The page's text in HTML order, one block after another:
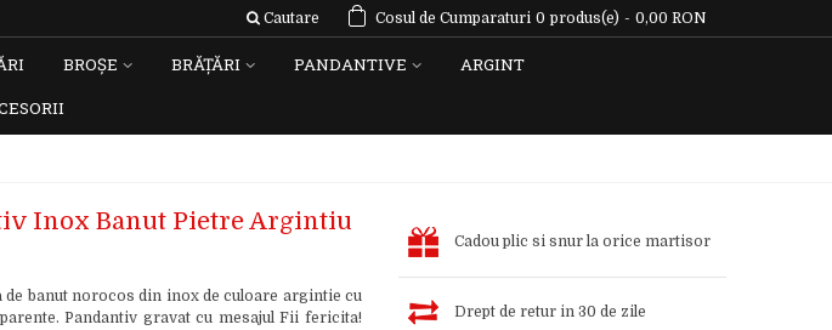
Cautare Cosul de Cumparaturi 0 produs(e) - 0,00 RON
BROȘE BRĂȚĂRI PANDANTIVE
ARGINT
Inox Banut Pietre Argintiu
banut norocos din inox de culoare argintie cu
Pandantiv gravat cu mesajul Fii fericita!
Cadou plic si snur la orice martisor
Drept de retur in 30 de zile